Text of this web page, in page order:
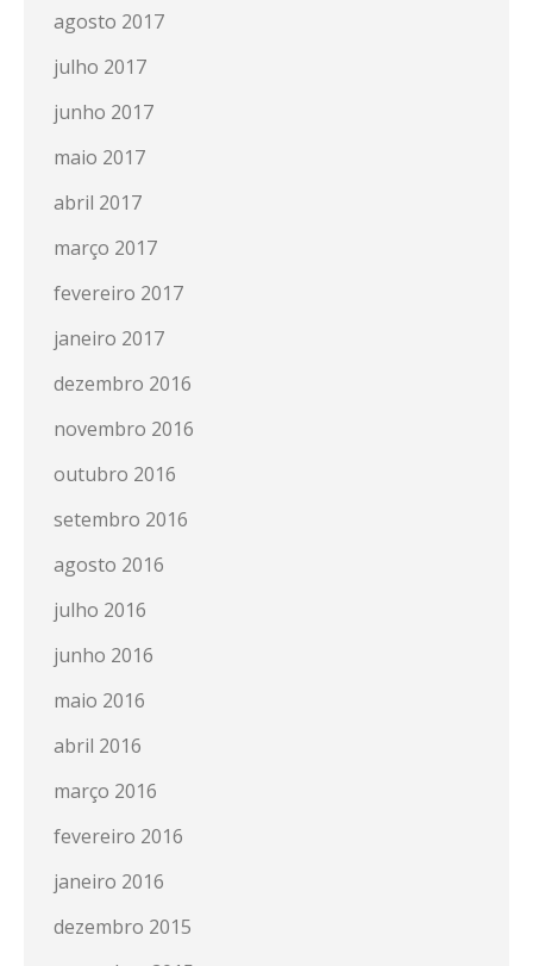
agosto 2017
julho 2017
junho 2017
maio 2017
abril 2017
março 2017
fevereiro 2017
janeiro 2017
dezembro 2016
novembro 2016
outubro 2016
setembro 2016
agosto 2016
julho 2016
junho 2016
maio 2016
abril 2016
março 2016
fevereiro 2016
janeiro 2016
dezembro 2015